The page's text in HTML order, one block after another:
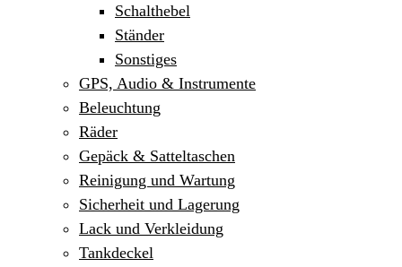
Schalthebel
Ständer
Sonstiges
GPS, Audio & Instrumente
Beleuchtung
Räder
Gepäck & Satteltaschen
Reinigung und Wartung
Sicherheit und Lagerung
Lack und Verkleidung
Tankdeckel